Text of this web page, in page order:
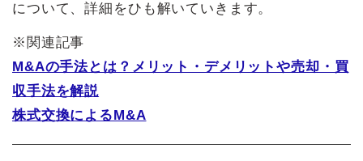
について、詳細をひも解いていきます。
※関連記事
M&Aの手法とは？メリット・デメリットや売却・買
収手法を解説
株式交換によるM&A